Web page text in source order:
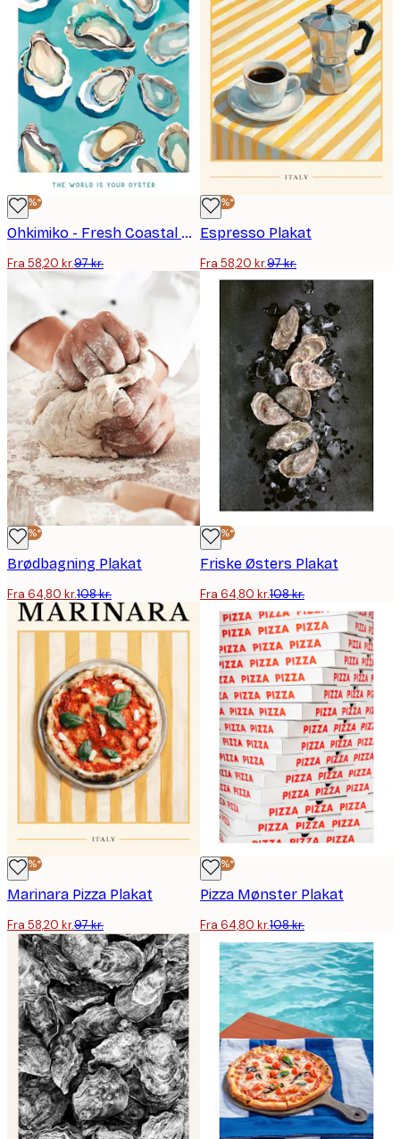
-40%*
Ohkimiko - Fresh Coastal Oysters Plakat
Fra 58,20 kr.97 kr.
-40%*
Espresso Plakat
Fra 58,20 kr.97 kr.
-40%*
Brødbagning Plakat
Fra 64,80 kr.108 kr.
-40%*
Friske Østers Plakat
Fra 64,80 kr.108 kr.
-40%*
Marinara Pizza Plakat
Fra 58,20 kr.97 kr.
-40%*
Pizza Mønster Plakat
Fra 64,80 kr.108 kr.